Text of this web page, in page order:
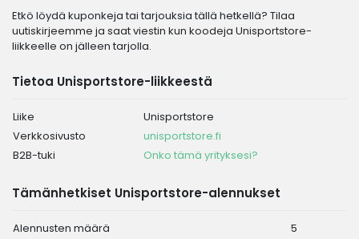
Etkö löydä kuponkeja tai tarjouksia tällä hetkellä? Tilaa
uutiskirjeemme ja saat viestin kun koodeja Unisportstore-
liikkeelle on jälleen tarjolla.
Tietoa Unisportstore-liikkeestä
Liike
Unisportstore
Verkkosivusto
unisportstore.fi
B2B-tuki
Onko tämä yrityksesi?
Tämänhetkiset Unisportstore-alennukset
Alennusten määrä
5